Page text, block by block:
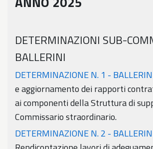
DETERMINAZIONI SUB-
BALLERINI
DETERMINAZIONE N. 1 -
e aggiornamento dei rapporti
ai componenti della Struttura di
Commissario straordinario.
DETERMINAZIONE N. 2 -